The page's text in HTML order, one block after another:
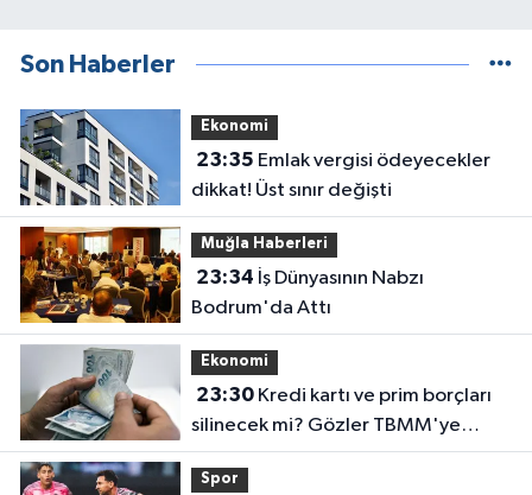
Son Haberler
Ekonomi
23:35
dikkat! Üst sınır değişti
Muğla Haberleri
23:34
Bodrum'da Attı
Ekonomi
23:30Kredi kartı ve prim borçları
silinecek mi? Gözler TBMM'ye
çevrildi
Spor